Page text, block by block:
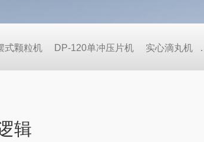
式颗粒机 DP-120单冲压片机 实心滴丸机
辑